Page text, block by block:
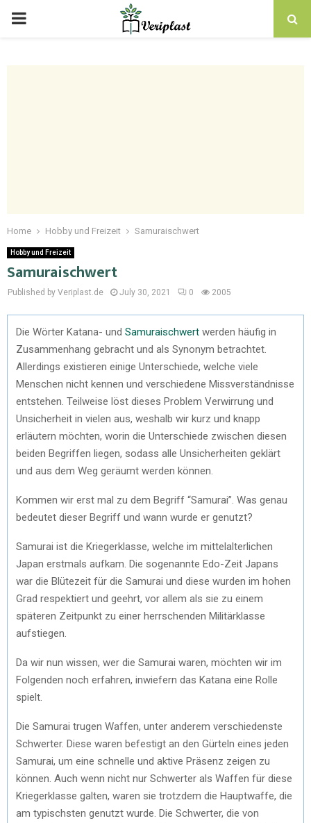
Home Hobby und Freizeit Samuraischwert
Hobby und Freizeit
Samuraischwert
Published by Veriplast.de July 30, 2021 0 2005
Die Wörter Katana- und Samuraischwert werden häufig in
Zusammenhang gebracht und als Synonym betrachtet.
Allerdings existieren einige Unterschiede, welche viele
Menschen nicht kennen und verschiedene Missverständnisse
entstehen. Teilweise löst dieses Problem Verwirrung und
Unsicherheit in vielen aus, weshalb wir kurz und knapp
erläutern möchten, worin die Unterschiede zwischen diesen
beiden Begriffen liegen, sodass alle Unsicherheiten geklärt
und aus dem Weg geräumt werden können.
Kommen wir erst mal zu dem Begriff “Samurai”. Was genau
bedeutet dieser Begriff und wann wurde er genutzt?
Samurai ist die Kriegerklasse, welche im mittelalterlichen
Japan erstmals aufkam. Die sogenannte Edo-Zeit Japans
war die Blütezeit für die Samurai und diese wurden im hohen
Grad respektiert und geehrt, vor allem als sie zu einem
späteren Zeitpunkt zu einer herrschenden Militärklasse
aufstiegen.
Da wir nun wissen, wer die Samurai waren, möchten wir im
Folgenden noch erfahren, inwiefern das Katana eine Rolle
spielt.
Die Samurai trugen Waffen, unter anderem verschiedenste
Schwerter. Diese waren befestigt an den Gürteln eines jeden
Samurai, um eine schnelle und aktive Präsenz zeigen zu
können. Auch wenn nicht nur Schwerter als Waffen für diese
Kriegerklasse galten, waren sie trotzdem die Hauptwaffe, die
am typischsten genutzt wurde. Die Schwerter, die von